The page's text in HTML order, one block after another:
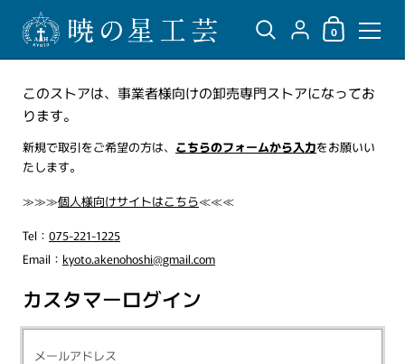
{"title"=>"アカウン
ショッピング
0
このストアは、事業者様向けの卸売専門ストアになってお
ります。
新規で取引をご希望の方は、 こちらのフォームから入力をお願いい
たします。
≫≫≫個人様向けサイトはこちら≪≪≪
Tel： 075-221-1225
Email： kyoto.akenohoshi@gmail.com
カスタマーログイン